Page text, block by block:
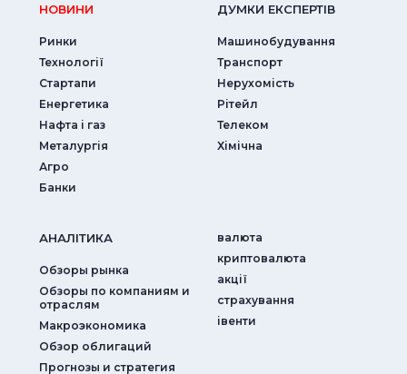
НОВИНИ
Ринки
Технології
Стартапи
Енергетика
Нафта і газ
Металургія
Агро
Банки
ДУМКИ ЕКСПЕРТIВ
Машинобудування
Транспорт
Нерухомість
Рітейл
Телеком
Хімічна
АНАЛIТИКА
Обзоры рынка
Обзоры по компаниям и
отраслям
Макроэкономика
Обзор облигаций
Прогнозы и стратегия
валюта
криптовалюта
акції
страхування
iвенти